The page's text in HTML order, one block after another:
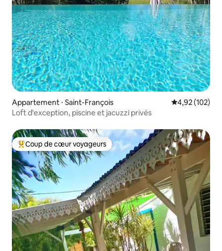
Appartement ⋅ Saint-François Évaluation
4,92 (102)
Loft d'exception, piscine et jacuzzi privés
Coups de cœur voyageurs les plus appréciés
Coup de cœur voyageurs